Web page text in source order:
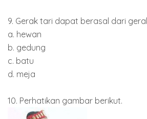
9. Gerak tari dapat berasal dari
a. hewan
b. gedung
c. batu
d. meja
10. Perhatikan gambar berikut.